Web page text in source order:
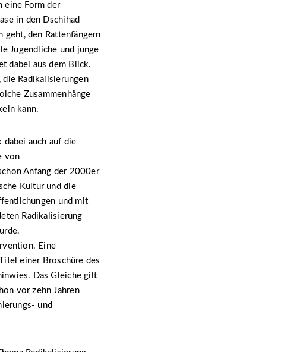
eine Form der
in den Dschihad
geht, den Rattenfängern
Jugendliche und junge
dabei aus dem Blick.
Radikalisierungen
Zusammenhänge
kann.
auch auf die
von
Anfang der 2000er
Kultur und die
und mit
Radikalisierung
Eine
einer Broschüre des
Das Gleiche gilt
vor zehn Jahren
und